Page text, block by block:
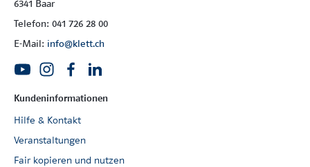
6341 Baar
Telefon: 041 726 28 00
E-Mail: info@klett.ch
Kundeninformationen
Hilfe & Kontakt
Veranstaltungen
Fair kopieren und nutzen